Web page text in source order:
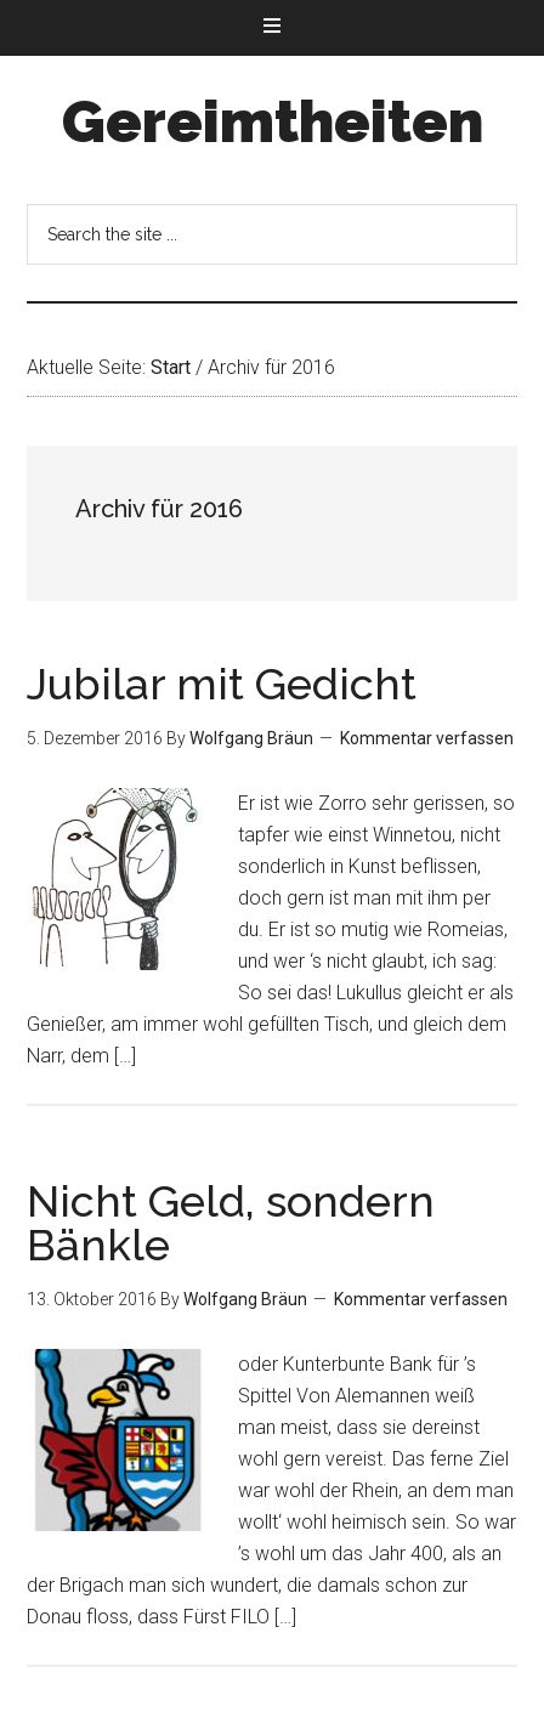
Gereimtheiten
Aktuelle Seite:Start / Archiv für 2016
Archiv für 2016
Jubilar mit Gedicht
5. Dezember 2016 ByWolfgang Bräun Kommentar verfassen
Er ist wie Zorro sehr gerissen, so
tapfer wie einst Winnetou, nicht
sonderlich in Kunst beflissen,
doch gern ist man mit ihm per
du. Er ist so mutig wie Romeias,
und wer ‘s nicht glaubt, ich sag:
So sei das! Lukullus gleicht er als
Genießer, am immer wohl gefüllten Tisch, und gleich dem
Narr, dem […]
Nicht Geld, sondern
Bänkle
13. Oktober 2016 ByWolfgang Bräun Kommentar verfassen
oder Kunterbunte Bank für ’s
Spittel Von Alemannen weiß
man meist, dass sie dereinst
wohl gern vereist. Das ferne Ziel
war wohl der Rhein, an dem man
wollt‘ wohl heimisch sein. So war
’s wohl um das Jahr 400, als an
der Brigach man sich wundert, die damals schon zur
Donau floss, dass Fürst FILO […]